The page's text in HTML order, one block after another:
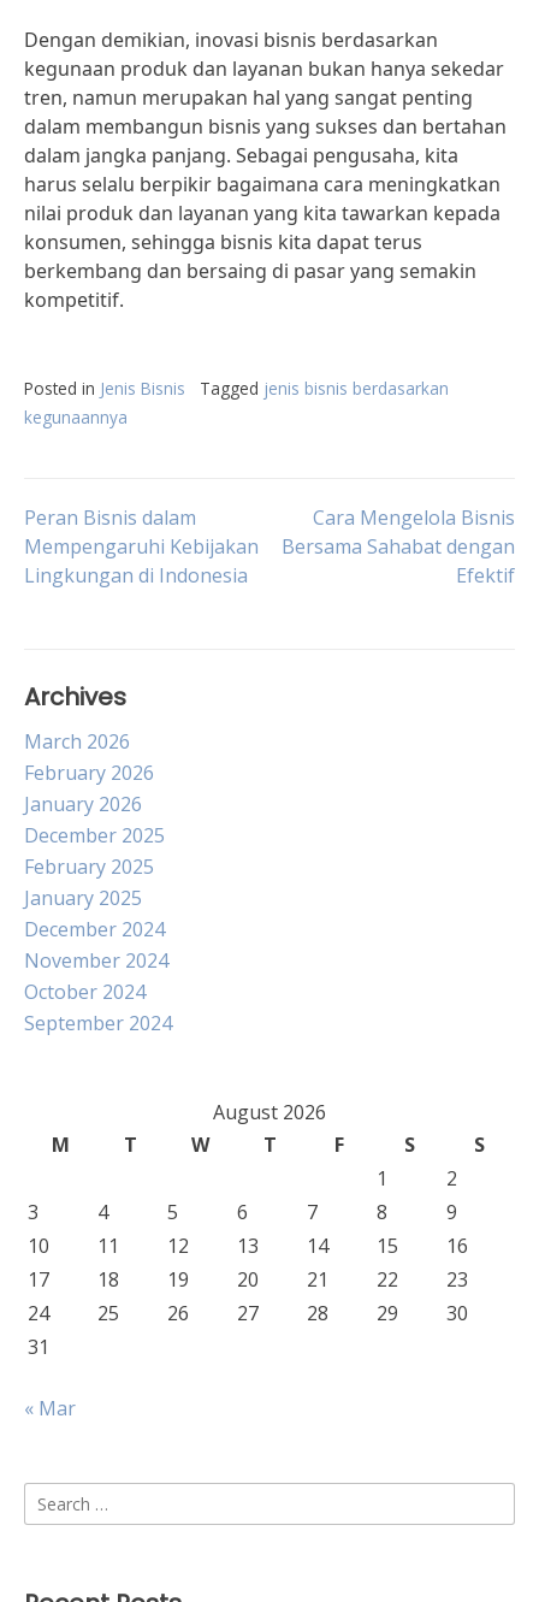
Dengan demikian, inovasi bisnis berdasarkan
kegunaan produk dan layanan bukan hanya sekedar
tren, namun merupakan hal yang sangat penting
dalam membangun bisnis yang sukses dan bertahan
dalam jangka panjang. Sebagai pengusaha, kita
harus selalu berpikir bagaimana cara meningkatkan
nilai produk dan layanan yang kita tawarkan kepada
konsumen, sehingga bisnis kita dapat terus
berkembang dan bersaing di pasar yang semakin
kompetitif.
Posted in Jenis Bisnis Tagged jenis bisnis berdasarkan
kegunaannya
Post
navigation
Peran Bisnis dalam
Mempengaruhi Kebijakan
Lingkungan di Indonesia
Cara Mengelola Bisnis
Bersama Sahabat dengan
Efektif
Archives
March 2026
February 2026
January 2026
December 2025
February 2025
January 2025
December 2024
November 2024
October 2024
September 2024
August 2026
M
T W T F S
S
1
2
3
4 5 6 7 8
9
10
11 12 13 14 15
16
17
18 19 20 21 22
23
24
25 26 27 28 29
30
31
« Mar
Search
for: